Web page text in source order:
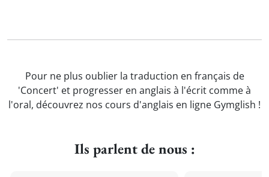
Pour ne plus oublier la traduction en français de
'Concert' et progresser en anglais à l'écrit comme à
l'oral, découvrez nos cours d'anglais en ligne Gymglish !
Ils parlent de nous :